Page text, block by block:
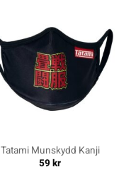
Tatami Munskydd Kanji
59kr